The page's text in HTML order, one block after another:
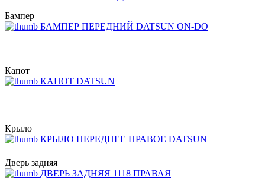
Бампер
БАМПЕР ПЕРЕДНИЙ DATSUN ON-DO
Капот
КАПОТ DATSUN
Крыло
КРЫЛО ПЕРЕДНЕЕ ПРАВОЕ DATSUN
Дверь задняя
ДВЕРЬ ЗАДНЯЯ 1118 ПРАВАЯ